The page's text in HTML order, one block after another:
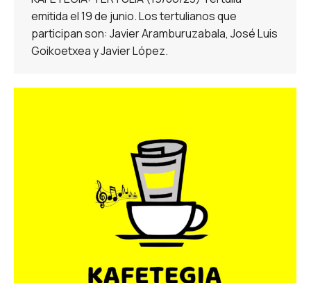
emitida el 19 de junio. Los tertulianos que
participan son: Javier Aramburuzabala, José Luis
Goikoetxea y Javier López.